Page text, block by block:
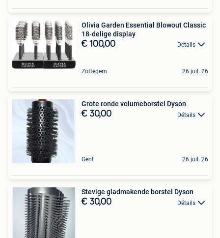
Olivia Garden Essential Blowout Classic
18-delige display
€ 100,00 Détails
Zottegem 26 juil. 26
Grote ronde volumeborstel Dyson
€ 30,00 Détails
Gent 26 juil. 26
Stevige gladmakende borstel Dyson
€ 30,00 Détails